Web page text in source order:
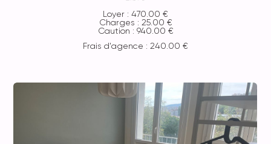
Loyer : 470.00 €
Charges : 25.00 €
Caution : 940.00 €
Frais d'agence : 240.00 €